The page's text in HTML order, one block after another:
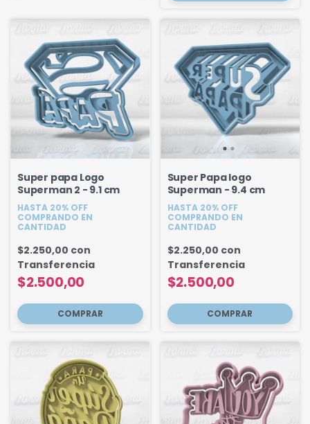
Super papa Logo
Superman 2 - 9.1 cm
HASTA 20% OFF
COMPRANDO EN
CANTIDAD
$2.500,00
$2.250,00 con
Transferencia
Super Papa logo
Superman - 9.4 cm
HASTA 20% OFF
COMPRANDO EN
CANTIDAD
$2.500,00
$2.250,00 con
Transferencia